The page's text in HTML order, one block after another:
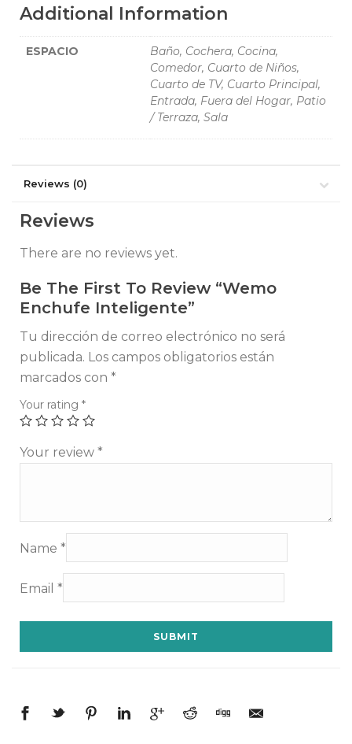
Additional Information
ESPACIO
Baño, Cochera, Cocina,
Comedor, Cuarto de Niños,
Cuarto de TV, Cuarto Principal,
Entrada, Fuera del Hogar, Patio
/ Terraza, Sala
Reviews (0)
Reviews
There are no reviews yet.
Be The First To Review “Wemo
Enchufe Inteligente”
Tu dirección de correo electrónico no será
publicada. Los campos obligatorios están
marcados con *
Your rating *
Your review *
Name *
Email *